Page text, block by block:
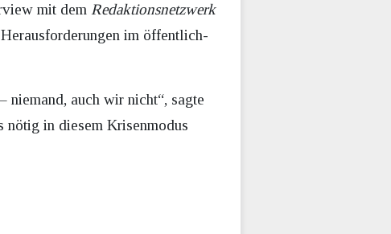
mit dem Redaktionsnetzwerk
im öffentlich-
niemand, auch wir nicht“, sagte
nötig in diesem Krisenmodus